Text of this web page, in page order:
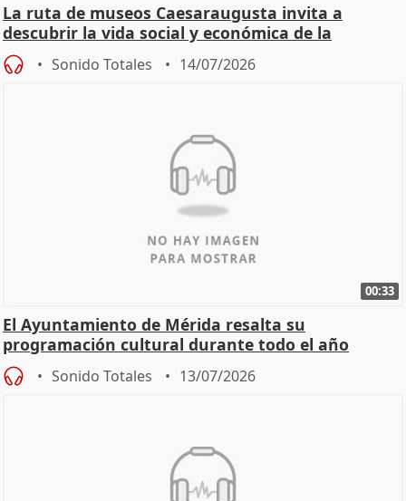
La ruta de museos Caesaraugusta invita a
descubrir la vida social y económica de la
Zaragoza ro
Sonido Totales 14/07/2026
00:33
El Ayuntamiento de Mérida resalta su
programación cultural durante todo el año
Sonido Totales 13/07/2026